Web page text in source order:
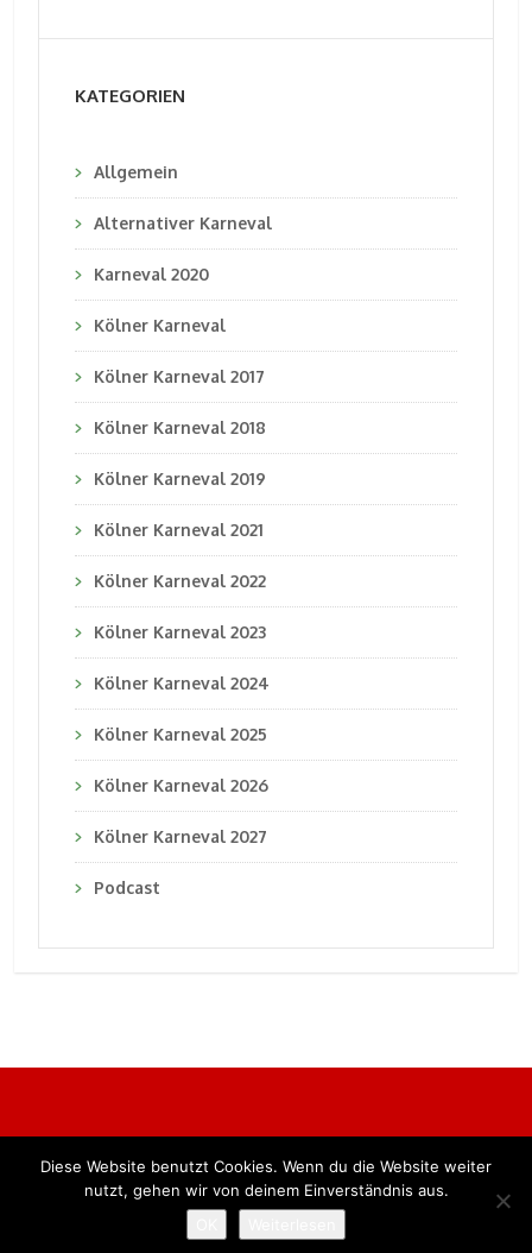
KATEGORIEN
Allgemein
Alternativer Karneval
Karneval 2020
Kölner Karneval
Kölner Karneval 2017
Kölner Karneval 2018
Kölner Karneval 2019
Kölner Karneval 2021
Kölner Karneval 2022
Kölner Karneval 2023
Kölner Karneval 2024
Kölner Karneval 2025
Kölner Karneval 2026
Kölner Karneval 2027
Podcast
Alle Rechte vorbehalten. BKB Verlag GmbH
Diese Website benutzt Cookies. Wenn du die Website weiter
nutzt, gehen wir von deinem Einverständnis aus.